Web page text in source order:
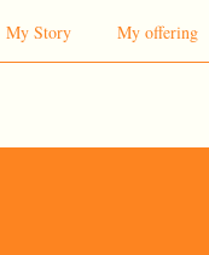
My Story My offering